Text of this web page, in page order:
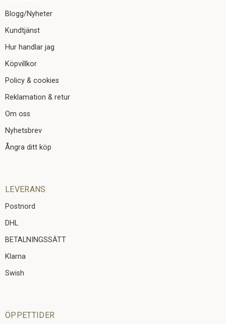
Blogg/Nyheter
Kundtjänst
Hur handlar jag
Köpvillkor
Policy & cookies
Reklamation & retur
Om oss
Nyhetsbrev
Ångra ditt köp
LEVERANS
Postnord
DHL
BETALNINGSSÄTT
Klarna
Swish
ÖPPETTIDER